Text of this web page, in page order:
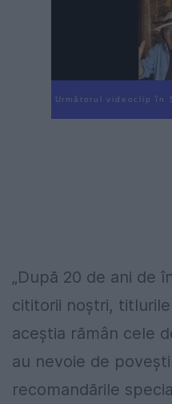
Următorul videoclip în
„După 20 de ani de
cititorii noștri,
aceștia rămân cele
au nevoie de
recomandările